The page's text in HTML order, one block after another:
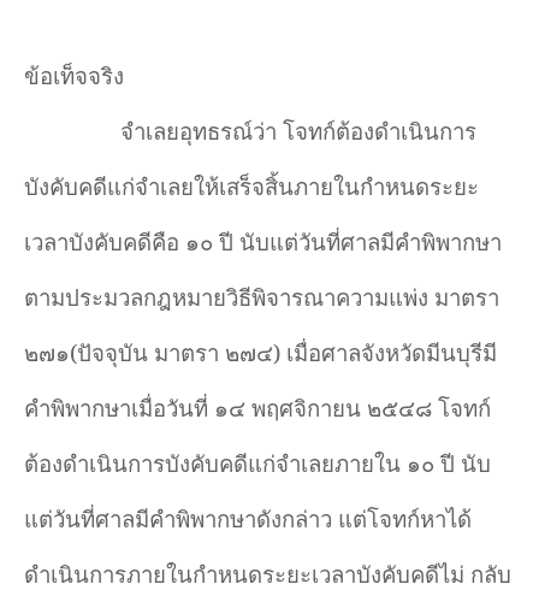
ข้อเท็จจริง
จำเลยอุทธรณ์ว่า โจทก์ต้องดำเนินการ
บังคับคดีแก่จำเลยให้เสร็จสิ้นภายในกำหนดระยะ
เวลาบังคับคดีคือ ๑๐ ปี นับแต่วันที่ศาลมีคำพิพากษา
ตามประมวลกฎหมายวิธีพิจารณาความแพ่ง มาตรา
๒๗๑(ปัจจุบัน มาตรา ๒๗๔) เมื่อศาลจังหวัดมีนบุรีมี
คำพิพากษาเมื่อวันที่ ๑๔ พฤศจิกายน ๒๕๔๘ โจทก์
ต้องดำเนินการบังคับคดีแก่จำเลยภายใน ๑๐ ปี นับ
แต่วันที่ศาลมีคำพิพากษาดังกล่าว แต่โจทก์หาได้
ดำเนินการภายในกำหนดระยะเวลาบังคับคดีไม่ กลับ